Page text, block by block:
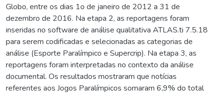
Globo, entre os dias 1o de janeiro de 2012 a 31 de
dezembro de 2016. Na etapa 2, as reportagens foram
inseridas no software de análise qualitativa ATLAS.ti 7.5.18
para serem codificadas e selecionadas as categorias de
análise (Esporte Paralímpico e Supercrip). Na etapa 3, as
reportagens foram interpretadas no contexto da análise
documental. Os resultados mostraram que notícias
referentes aos Jogos Paralímpicos somaram 6,9% do total